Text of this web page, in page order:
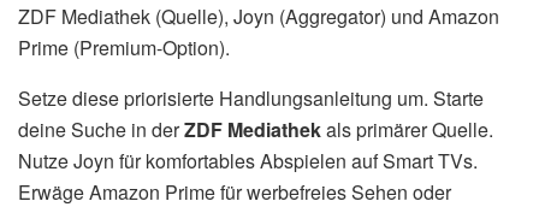
ZDF Mediathek (Quelle), Joyn (Aggregator) und Amazon
Prime (Premium-Option).
Setze diese priorisierte Handlungsanleitung um. Starte
deine Suche in derZDF Mediathekals primärer Quelle.
Nutze Joyn für komfortables Abspielen auf Smart TVs.
Erwäge Amazon Prime für werbefreies Sehen oder